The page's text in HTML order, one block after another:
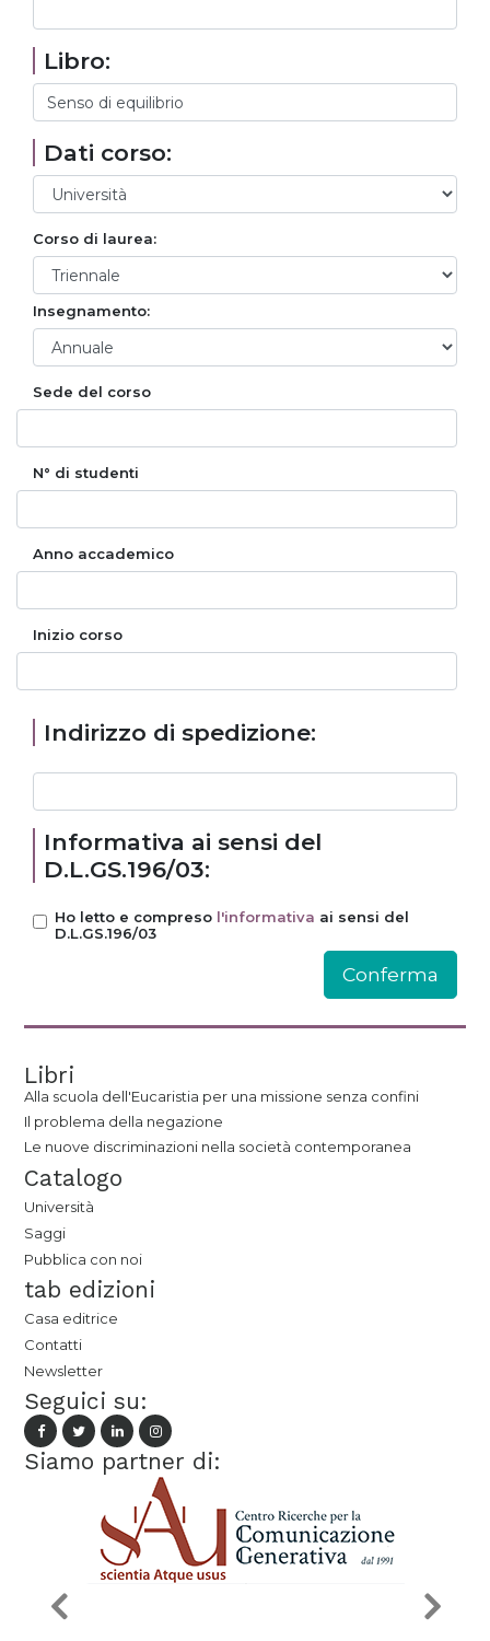
Libro:
Dati corso:
Corso di laurea:
Insegnamento:
Sede del corso
N° di studenti
Anno accademico
Inizio corso
Indirizzo di spedizione:
Informativa ai sensi del
D.L.GS.196/03:
Ho letto e compreso l'informativa ai sensi del
D.L.GS.196/03
Libri
Alla scuola dell'Eucaristia per una missione senza confini
Il problema della negazione
Le nuove discriminazioni nella società contemporanea
Catalogo
Università
Saggi
Pubblica con noi
tab edizioni
Casa editrice
Contatti
Newsletter
Seguici su:
Siamo partner di: